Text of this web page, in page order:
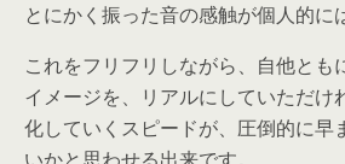
とにかく振った音の感触が個人的に
これをフリフリしながら、自他とも
イメージを、リアルにしていただけ
化していくスピードが、圧倒的に早